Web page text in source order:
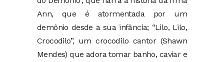
Ann, que é atormentada por um
demônio desde a sua infância; “Lilo, Lilo,
Crocodilo”, um crocodilo cantor (Shawn
Mendes) que adora tomar banho, caviar e